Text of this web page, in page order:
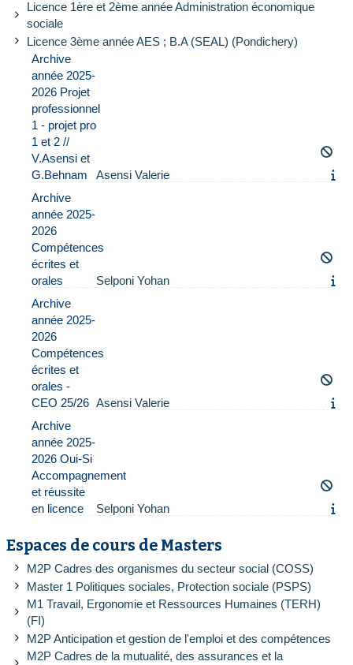
Licence 1ère et 2ème année Administration économique
sociale
Licence 3ème année AES ; B.A (SEAL) (Pondichery)
Archive
année 2025-
2026 Projet
professionnel
1 - projet pro
1 et 2 //
V.Asensi et
G.Behnam
Asensi Valerie
Archive
année 2025-
2026
Compétences
écrites et
orales
Selponi Yohan
Archive
année 2025-
2026
Compétences
écrites et
orales -
CEO 25/26 Asensi Valerie
Archive
année 2025-
2026 Oui-Si
Accompagnement
et réussite
en licence
Selponi Yohan
Espaces de cours de Masters
M2P Cadres des organismes du secteur social (COSS)
Master 1 Politiques sociales, Protection sociale (PSPS)
M1 Travail, Ergonomie et Ressources Humaines (TERH)
(FI)
M2P Anticipation et gestion de l'emploi et des compétences
M2P Cadres de la mutualité, des assurances et la